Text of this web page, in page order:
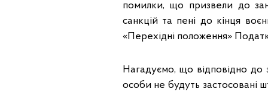
помилки, що призвели до
санкцій та пені до кінця
«Перехідні положення»
Нагадуємо, що відповідно
особи не будуть застосовані